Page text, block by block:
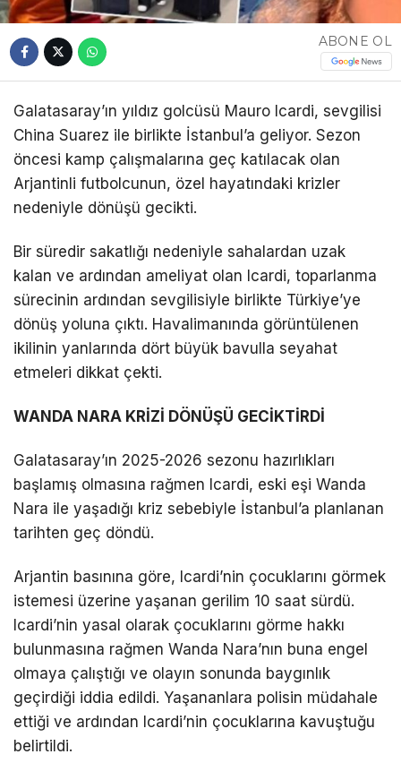
ABONE OL
Galatasaray’ın yıldız golcüsü Mauro Icardi, sevgilisi
China Suarez ile birlikte İstanbul’a geliyor. Sezon
öncesi kamp çalışmalarına geç katılacak olan
Arjantinli futbolcunun, özel hayatındaki krizler
nedeniyle dönüşü gecikti.
Bir süredir sakatlığı nedeniyle sahalardan uzak
kalan ve ardından ameliyat olan Icardi, toparlanma
sürecinin ardından sevgilisiyle birlikte Türkiye’ye
dönüş yoluna çıktı. Havalimanında görüntülenen
ikilinin yanlarında dört büyük bavulla seyahat
etmeleri dikkat çekti.
WANDA NARA KRİZİ DÖNÜŞÜ GECİKTİRDİ
Galatasaray’ın 2025-2026 sezonu hazırlıkları
başlamış olmasına rağmen Icardi, eski eşi Wanda
Nara ile yaşadığı kriz sebebiyle İstanbul’a planlanan
tarihten geç döndü.
Arjantin basınına göre, Icardi’nin çocuklarını görmek
istemesi üzerine yaşanan gerilim 10 saat sürdü.
Icardi’nin yasal olarak çocuklarını görme hakkı
bulunmasına rağmen Wanda Nara’nın buna engel
olmaya çalıştığı ve olayın sonunda baygınlık
geçirdiği iddia edildi. Yaşananlara polisin müdahale
ettiği ve ardından Icardi’nin çocuklarına kavuştuğu
belirtildi.